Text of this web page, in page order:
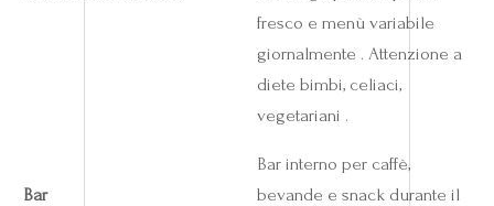
fresco e menù variabile
giornalmente . Attenzione a
diete bimbi, celiaci,
vegetariani .
Bar
Bar interno per caffè,
bevande e snack durante il